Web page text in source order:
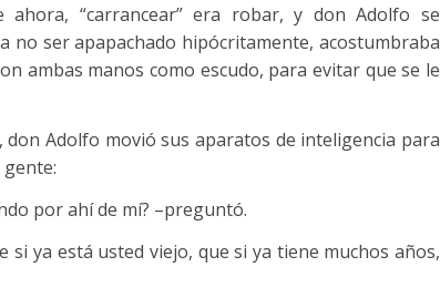
“carrancear” era robar, y don Adolfo se
no ser apapachado hipócritamente, acostumbraba
ambas manos como escudo, para evitar que se le
Adolfo movió sus aparatos de inteligencia para
por ahí de mí? –preguntó.
ya está usted viejo, que si ya tiene muchos años,